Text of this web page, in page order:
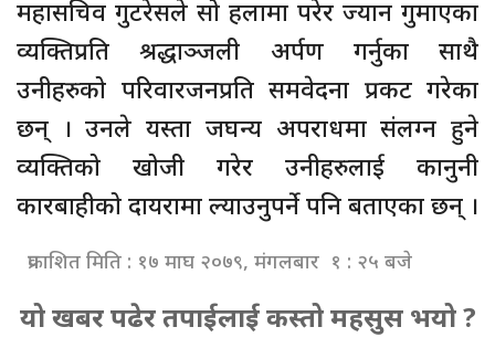
महासचिव गुटरेसले सो हलामा परेर ज्यान गुमाएका
व्यक्तिप्रति श्रद्धाञ्जली अर्पण गर्नुका साथै
उनीहरुको परिवारजनप्रति समवेदना प्रकट गरेका
छन् । उनले यस्ता जघन्य अपराधमा संलग्न हुने
व्यक्तिको खोजी गरेर उनीहरुलाई कानुनी
कारबाहीको दायरामा ल्याउनुपर्ने पनि बताएका छन् ।
प्रकाशित मिति : १७ माघ २०७९, मंगलबार १ : २५ बजे
यो खबर पढेर तपाईलाई कस्तो महसुस भयो ?